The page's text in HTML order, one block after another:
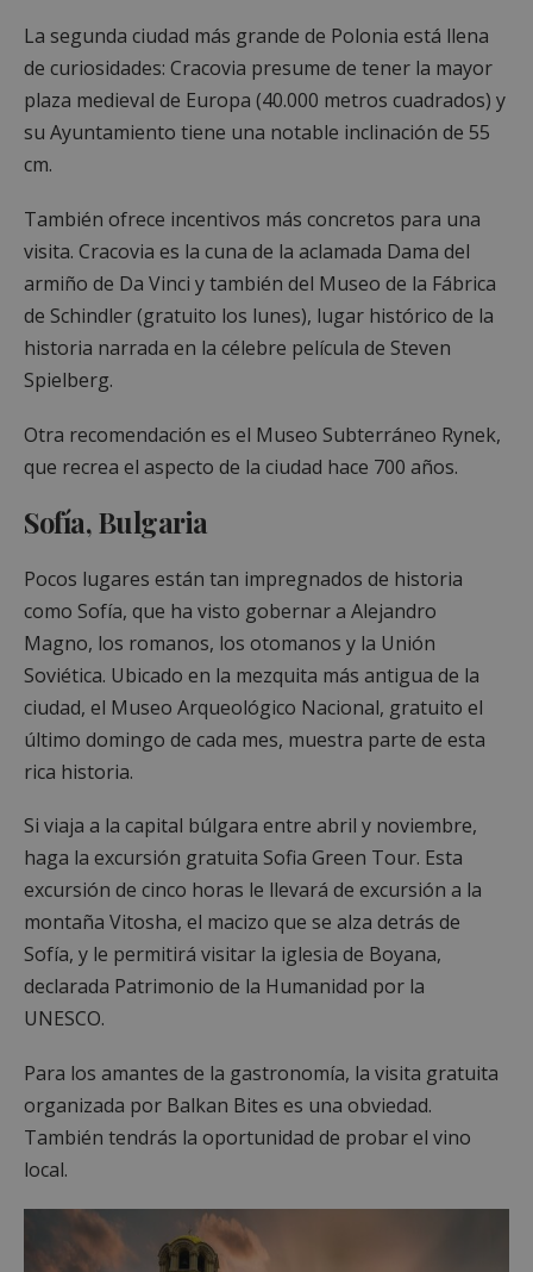
La segunda ciudad más grande de Polonia está llena
de curiosidades: Cracovia presume de tener la mayor
plaza medieval de Europa (40.000 metros cuadrados) y
su Ayuntamiento tiene una notable inclinación de 55
cm.
También ofrece incentivos más concretos para una
visita. Cracovia es la cuna de la aclamada Dama del
armiño de Da Vinci y también del Museo de la Fábrica
de Schindler (gratuito los lunes), lugar histórico de la
historia narrada en la célebre película de Steven
Spielberg.
Otra recomendación es el Museo Subterráneo Rynek,
que recrea el aspecto de la ciudad hace 700 años.
Sofía, Bulgaria
Pocos lugares están tan impregnados de historia
como Sofía, que ha visto gobernar a Alejandro
Magno, los romanos, los otomanos y la Unión
Soviética. Ubicado en la mezquita más antigua de la
ciudad, el Museo Arqueológico Nacional, gratuito el
último domingo de cada mes, muestra parte de esta
rica historia.
Si viaja a la capital búlgara entre abril y noviembre,
haga la excursión gratuita Sofia Green Tour. Esta
excursión de cinco horas le llevará de excursión a la
montaña Vitosha, el macizo que se alza detrás de
Sofía, y le permitirá visitar la iglesia de Boyana,
declarada Patrimonio de la Humanidad por la
UNESCO.
Para los amantes de la gastronomía, la visita gratuita
organizada por Balkan Bites es una obviedad.
También tendrás la oportunidad de probar el vino
local.